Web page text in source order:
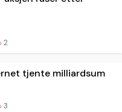
2
tjente milliardsum
3